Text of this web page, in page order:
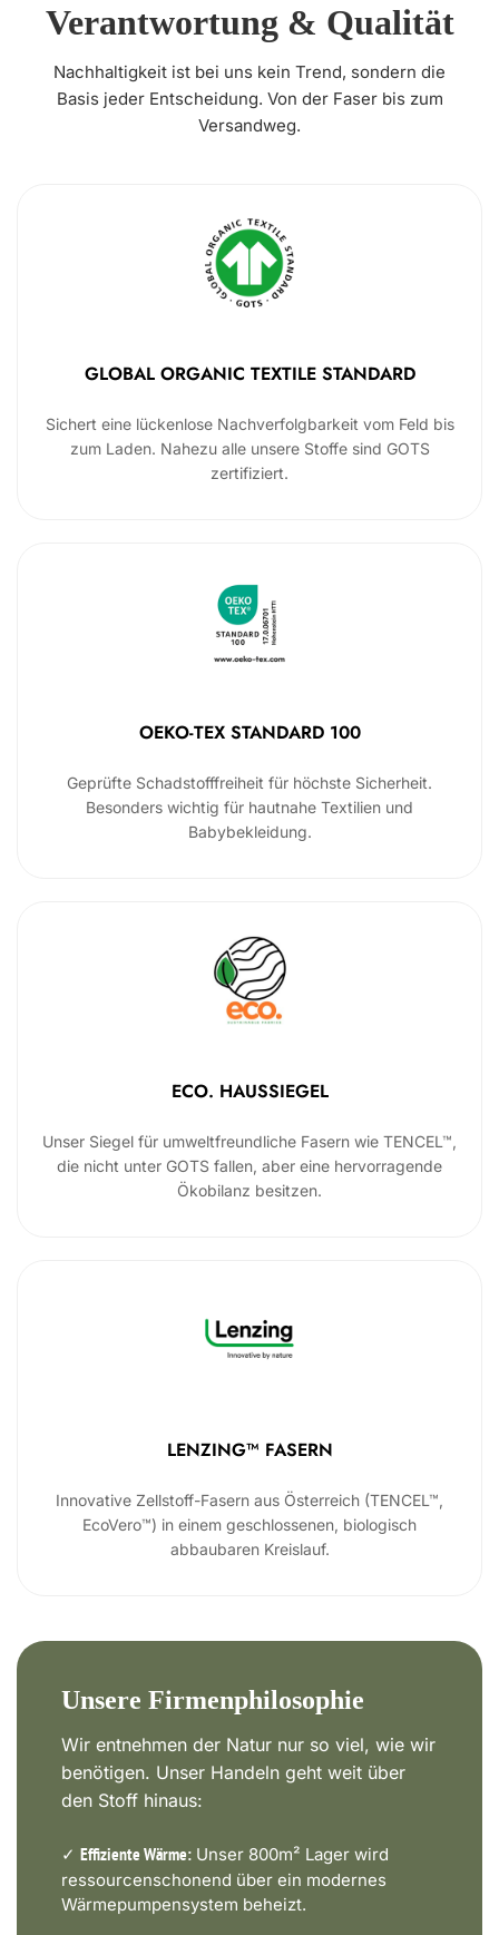
Verantwortung & Qualität
Nachhaltigkeit ist bei uns kein Trend, sondern die
Basis jeder Entscheidung. Von der Faser bis zum
Versandweg.
GLOBAL ORGANIC TEXTILE STANDARD
Sichert eine lückenlose Nachverfolgbarkeit vom Feld bis
zum Laden. Nahezu alle unsere Stoffe sind GOTS
zertifiziert.
OEKO-TEX STANDARD 100
Geprüfte Schadstofffreiheit für höchste Sicherheit.
Besonders wichtig für hautnahe Textilien und
Babybekleidung.
ECO. HAUSSIEGEL
Unser Siegel für umweltfreundliche Fasern wie TENCEL™,
die nicht unter GOTS fallen, aber eine hervorragende
Ökobilanz besitzen.
LENZING™ FASERN
Innovative Zellstoff-Fasern aus Österreich (TENCEL™,
EcoVero™) in einem geschlossenen, biologisch
abbaubaren Kreislauf.
Unsere Firmenphilosophie
Wir entnehmen der Natur nur so viel, wie wir
benötigen. Unser Handeln geht weit über
den Stoff hinaus:
✓ Effiziente Wärme: Unser 800m² Lager wird
ressourcenschonend über ein modernes
Wärmepumpensystem beheizt.